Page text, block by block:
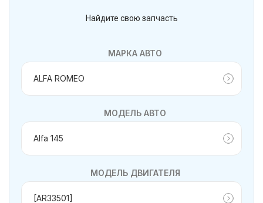
Найдите свою запчасть
МАРКА АВТО
МОДЕЛЬ АВТО
МОДЕЛЬ ДВИГАТЕЛЯ